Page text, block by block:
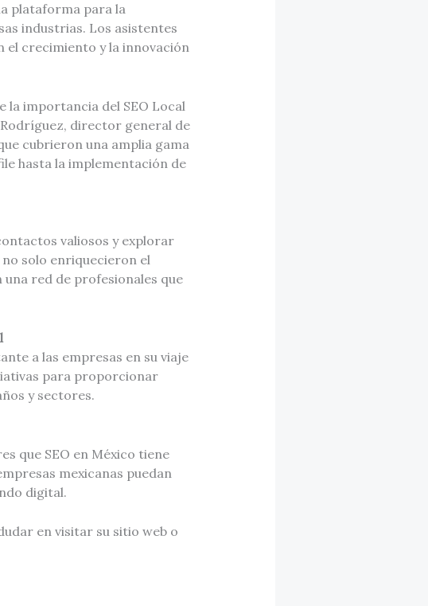
plataforma para la
industrias. Los asistentes
crecimiento y la innovación
la importancia del SEO Local
director general de
cubrieron una amplia gama
hasta la implementación de
valiosos y explorar
solo enriquecieron el
red de profesionales que
a las empresas en su viaje
para proporcionar
y sectores.
que SEO en México tiene
mexicanas puedan
digital.
en visitar su sitio web o